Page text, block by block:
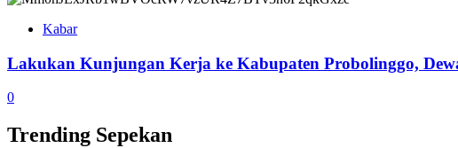
Kabar
Lakukan Kunjungan Kerja ke Kabupaten Probolinggo,
0
Trending Sepekan